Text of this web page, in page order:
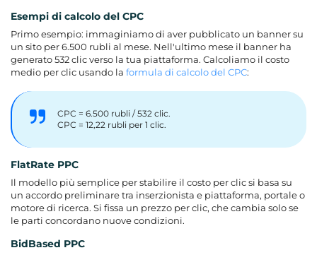
Esempi di calcolo del CPC
Primo esempio: immaginiamo di aver pubblicato un banner su
un sito per 6.500 rubli al mese. Nell'ultimo mese il banner ha
generato 532 clic verso la tua piattaforma. Calcoliamo il costo
medio per clic usando la formula di calcolo del CPC:
CPC = 6.500 rubli / 532 clic.
CPC = 12,22 rubli per 1 clic.
FlatRate PPC
Il modello più semplice per stabilire il costo per clic si basa su
un accordo preliminare tra inserzionista e piattaforma, portale o
motore di ricerca. Si fissa un prezzo per clic, che cambia solo se
le parti concordano nuove condizioni.
BidBased PPC